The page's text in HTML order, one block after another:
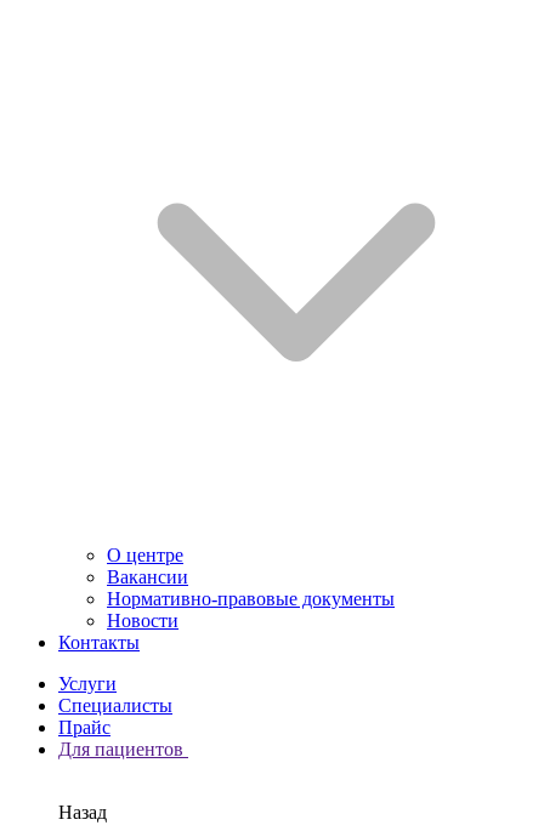
О центре
Вакансии
Нормативно-правовые документы
Новости
Контакты
Услуги
Специалисты
Прайс
Для пациентов
Назад